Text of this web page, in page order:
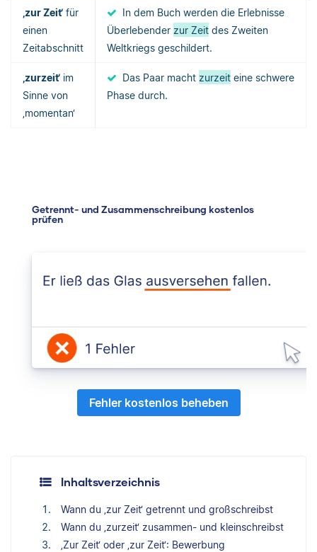
‚zur Zeit‘ für
einen
Zeitabschnitt
In dem Buch werden die Erlebnisse
Überlebender zur Zeit des Zweiten
Weltkriegs geschildert.
‚zurzeit‘ im
Sinne von
‚momentan‘
Das Paar macht zurzeit eine schwere
Phase durch.
Getrennt- und Zusammenschreibung kostenlos
prüfen
Fehler kostenlos beheben
Inhaltsverzeichnis
Wann du ‚zur Zeit‘ getrennt und großschreibst
Wann du ‚zurzeit‘ zusammen- und kleinschreibst
‚Zur Zeit‘ oder ‚zur Zeit‘: Bewerbung